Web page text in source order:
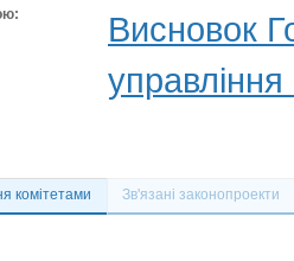
Висновок
комітетами Зв'язані законопроекти